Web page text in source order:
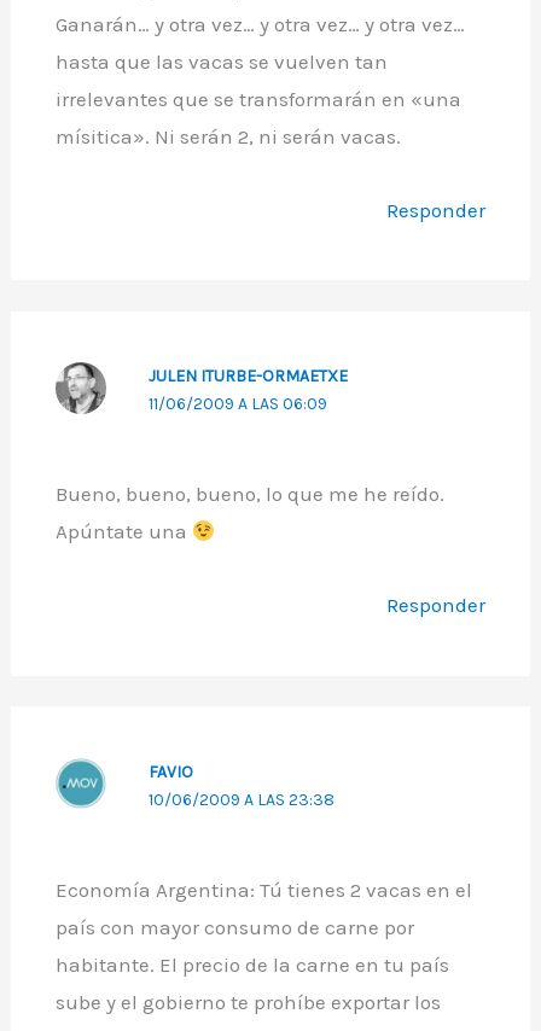
Ganarán… y otra vez… y otra vez… y otra vez…
hasta que las vacas se vuelven tan
irrelevantes que se transformarán en «una
mísitica». Ni serán 2, ni serán vacas.
Responder
JULEN ITURBE-ORMAETXE
11/06/2009 A LAS 06:09
Bueno, bueno, bueno, lo que me he reído.
Apúntate una
Responder
FAVIO
10/06/2009 A LAS 23:38
Economía Argentina: Tú tienes 2 vacas en el
país con mayor consumo de carne por
habitante. El precio de la carne en tu país
sube y el gobierno te prohíbe exportar los